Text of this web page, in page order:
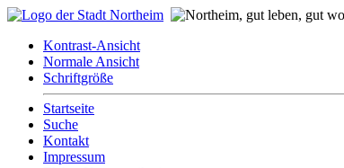
Kontrast-Ansicht
Normale Ansicht
Schriftgröße
Startseite
Suche
Kontakt
Impressum